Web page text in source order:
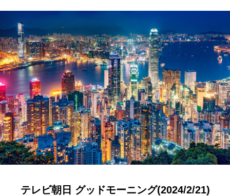
テレビ朝日 グッドモーニング(2024/2/21)